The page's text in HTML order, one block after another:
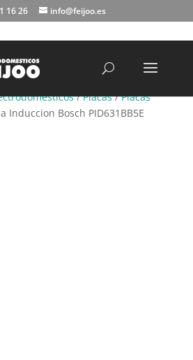
16 26 info@feijoo.es
/Placas/Placas
Induccion Bosch PID631BB5E